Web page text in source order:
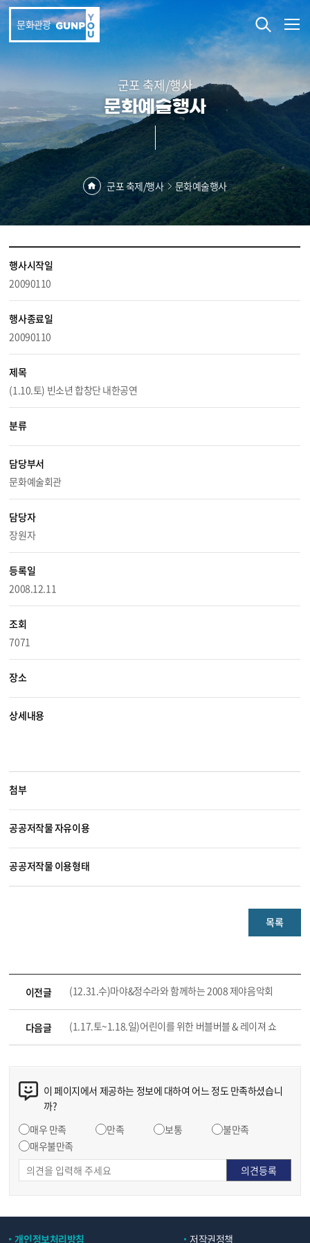
본문 바로가기
문화관광
군포 축제/행사
문화예술행사
군포 축제/행사 문화예술행사
행사시작일
20090110
행사종료일
20090110
제목
(1.10.토) 빈소년 합창단 내한공연
분류
담당부서
문화예술회관
담당자
장원자
등록일
2008.12.11
조회
7071
장소
상세내용
첨부
공공저작물 자유이용
공공저작물 이용형태
목록
이전글 (12.31.수)마야&정수라와 함께하는 2008 제야음악회
다음글 (1.17.토~1.18.일)어린이를 위한 버블버블 & 레이져 쇼
이 페이지에서 제공하는 정보에 대하여 어느 정도 만족하셨습니
까?
매우 만족
만족 보통
불만족
매우불만족
개인정보처리방침 저작권정책